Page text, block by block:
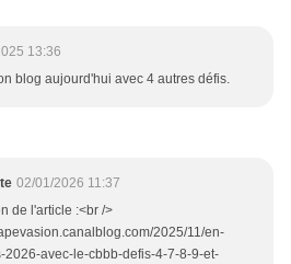
13:36
blog aujourd'hui avec 4 autres défis.
02/01/2026 11:37
de l'article :<br />
2025/11/en-
2026-avec-le-cbbb-defis-4-7-8-9-et-